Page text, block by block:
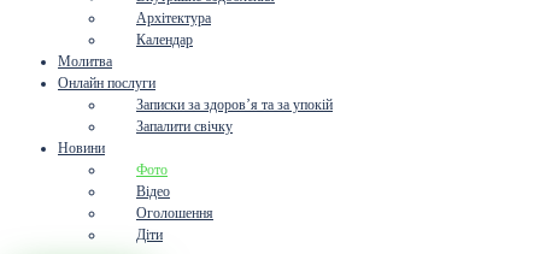
Архітектура
Календар
Молитва
Онлайн послуги
Записки за здоров’я та за упокій
Запалити свічку
Новини
Фото
Відео
Оголошення
Діти